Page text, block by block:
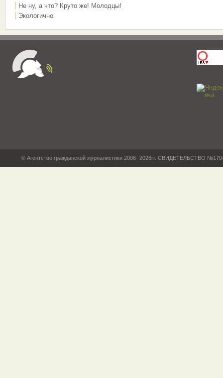
Не ну, а что? Круто же! Молодцы!
Экологично
© Агентство гражданской журналистики 2006- 2026гг. СВИДЕТЕЛЬСТВО